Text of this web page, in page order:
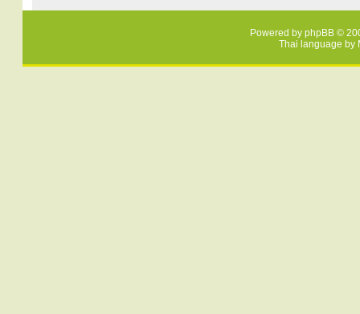
Powered by phpBB ©
Thai language by